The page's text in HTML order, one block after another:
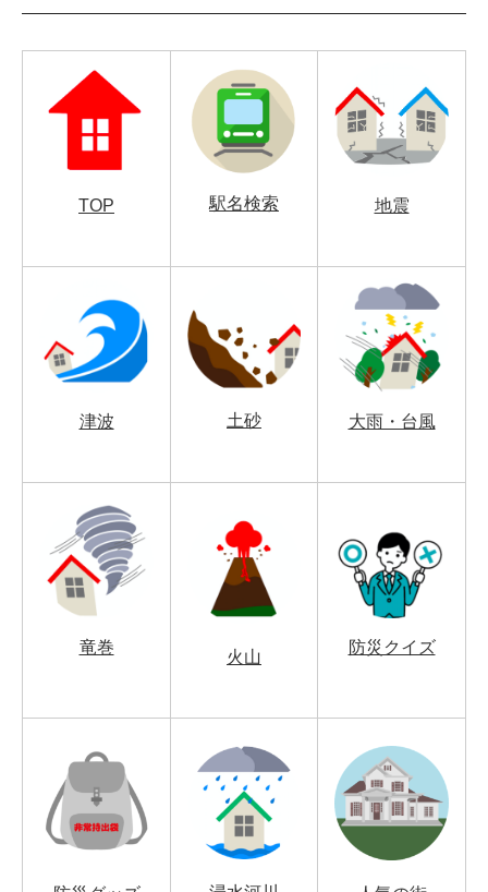
TOP 駅名検索 地震
津波 土砂 大雨・台風
竜巻
火山
防災クイズ